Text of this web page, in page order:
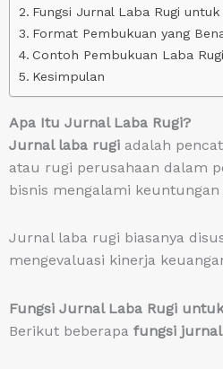
Fungsi Jurnal Laba Rugi
Format Pembukuan yang
Contoh Pembukuan Laba
Kesimpulan
Apa Itu Jurnal Laba Rugi?
Jurnal laba rugi adalah
atau rugi perusahaan dalam
bisnis mengalami
Jurnal laba rugi biasanya
mengevaluasi kinerja
Fungsi Jurnal Laba Rugi
Berikut beberapa fungsi